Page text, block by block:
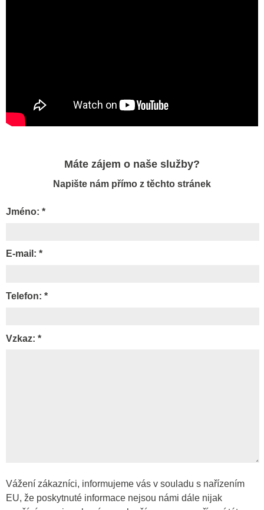
Máte zájem o naše služby?
Napište nám přímo z těchto stránek
Jméno: *
E-mail: *
Telefon: *
Vzkaz: *
Vážení zákazníci, informujeme vás v souladu s nařízením
EU, že poskytnuté informace nejsou námi dále nijak